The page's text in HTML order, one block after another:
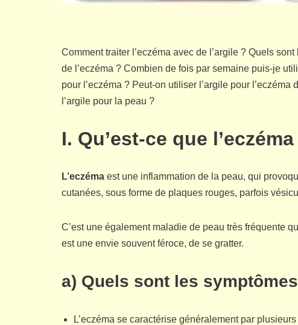
Comment traiter l’eczéma avec de l’argile ? Quels
de l’eczéma ? Combien de fois par semaine puis-je
pour l’eczéma ? Peut-on utiliser l’argile pour
l’argile pour la peau ?
I. Qu’est-ce que
L’eczéma est une inflammation de la peau, qui
cutanées, sous forme de plaques rouges, parfois
C’est une également maladie de peau très fréquente
est une envie souvent féroce, de se gratter.
a) Quels sont les
L’eczéma se caractérise généralement par